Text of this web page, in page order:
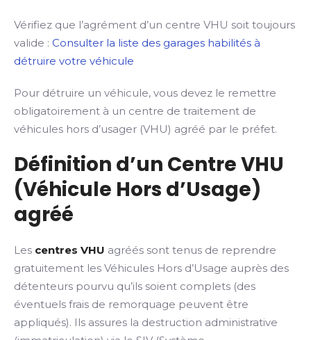
Vérifiez que l’agrément d’un centre VHU soit toujours
valide : Consulter la liste des garages habilités à
détruire votre véhicule
Pour détruire un véhicule, vous devez le remettre
obligatoirement à un centre de traitement de
véhicules hors d’usager (VHU) agréé par le préfet.
Définition d’un Centre VHU
(Véhicule Hors d’Usage)
agréé
Les centres VHU agréés sont tenus de reprendre
gratuitement les Véhicules Hors d’Usage auprès des
détenteurs pourvu qu’ils soient complets (des
éventuels frais de remorquage peuvent être
appliqués). Ils assures la destruction administrative